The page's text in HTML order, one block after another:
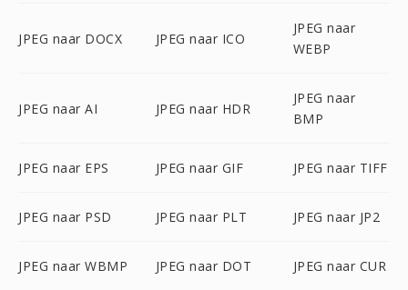
JPEG naar DOCX JPEG naar ICO
JPEG naar
WEBP
JPEG naar AI JPEG naar HDR
JPEG naar
BMP
JPEG naar EPS JPEG naar GIF JPEG naar TIFF
JPEG naar PSD JPEG naar PLT JPEG naar JP2
JPEG naar WBMP JPEG naar DOT JPEG naar CUR